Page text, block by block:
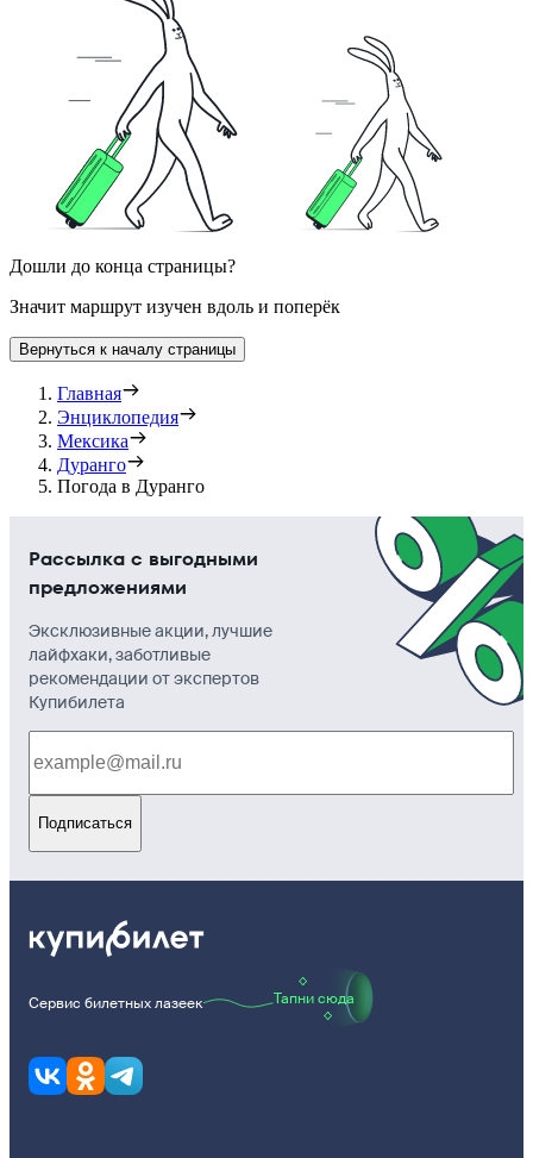
Дошли до конца страницы?
Значит маршрут изучен вдоль и поперёк
Вернуться к началу страницы
Главная
Энциклопедия
Мексика
Дуранго
Погода в Дуранго
Рассылка с выгодными
предложениями
Эксклюзивные акции, лучшие
лайфхаки, заботливые
рекомендации от экспертов
Купибилета
Подписаться
Сервис билетных лазеек Тапни сюда